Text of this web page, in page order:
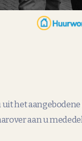
het aangebodene
aan u